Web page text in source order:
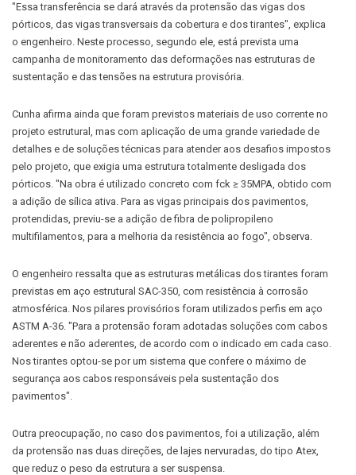
"Essa transferência se dará através da protensão das vigas dos
pórticos, das vigas transversais da cobertura e dos tirantes", explica
o engenheiro. Neste processo, segundo ele, está prevista uma
campanha de monitoramento das deformações nas estruturas de
sustentação e das tensões na estrutura provisória.
Cunha afirma ainda que foram previstos materiais de uso corrente no
projeto estrutural, mas com aplicação de uma grande variedade de
detalhes e de soluções técnicas para atender aos desafios impostos
pelo projeto, que exigia uma estrutura totalmente desligada dos
pórticos. "Na obra é utilizado concreto com fck ≥ 35MPA, obtido com
a adição de sílica ativa. Para as vigas principais dos pavimentos,
protendidas, previu-se a adição de fibra de polipropileno
multifilamentos, para a melhoria da resistência ao fogo", observa.
O engenheiro ressalta que as estruturas metálicas dos tirantes foram
previstas em aço estrutural SAC-350, com resistência à corrosão
atmosférica. Nos pilares provisórios foram utilizados perfis em aço
ASTM A-36. "Para a protensão foram adotadas soluções com cabos
aderentes e não aderentes, de acordo com o indicado em cada caso.
Nos tirantes optou-se por um sistema que confere o máximo de
segurança aos cabos responsáveis pela sustentação dos
pavimentos".
Outra preocupação, no caso dos pavimentos, foi a utilização, além
da protensão nas duas direções, de lajes nervuradas, do tipo Atex,
que reduz o peso da estrutura a ser suspensa.